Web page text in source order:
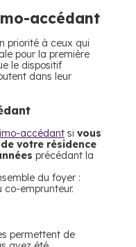
accédant
priorité à ceux qui
pour la première
le dispositif
dans leur
accédant si vous
votre résidence
précédant la
du foyer :
co-emprunteur.
permettent de